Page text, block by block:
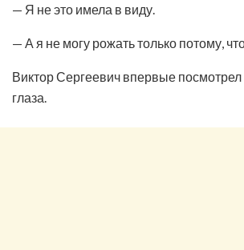
— Я не это имела в виду.
— А я не могу рожать только потому,
Виктор Сергеевич впервые
глаза.